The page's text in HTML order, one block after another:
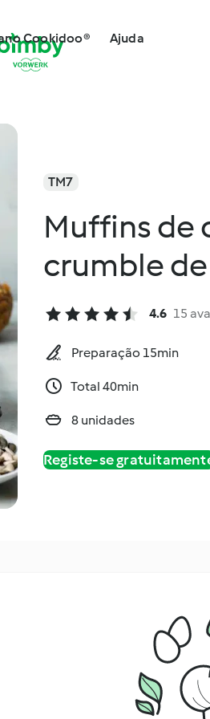
Cookidoo® Ajuda
TM7
Muffins de
crumble
4.6 15
Preparação 15min
Total 40min
8 unidades
Registe-se